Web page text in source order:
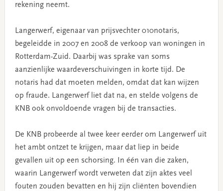
rekening neemt.
Langerwerf, eigenaar van prijsvechter 010notaris,
begeleidde in 2007 en 2008 de verkoop van woningen in
Rotterdam-Zuid. Daarbij was sprake van soms
aanzienlijke waardeverschuivingen in korte tijd. De
notaris had dat moeten melden, omdat dat kan wijzen
op fraude. Langerwerf liet dat na, en stelde volgens de
KNB ook onvoldoende vragen bij de transacties.
De KNB probeerde al twee keer eerder om Langerwerf uit
het ambt ontzet te krijgen, maar dat liep in beide
gevallen uit op een schorsing. In één van die zaken,
waarin Langerwerf wordt verweten dat zijn aktes veel
fouten zouden bevatten en hij zijn cliënten bovendien